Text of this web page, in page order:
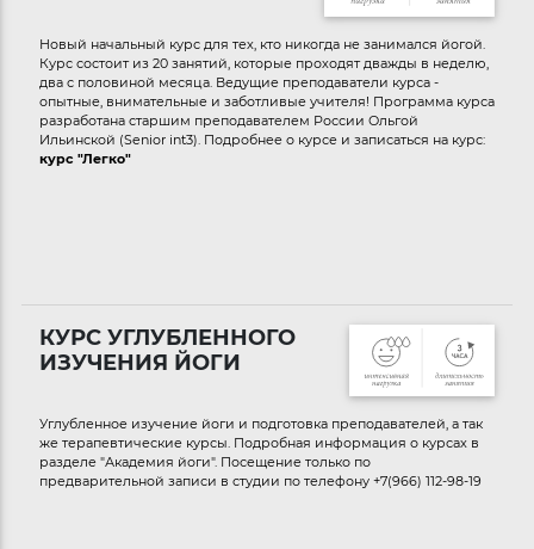
Новый начальный курс для тех, кто никогда не занимался йогой.
Курс состоит из 20 занятий, которые проходят дважды в неделю,
два с половиной месяца. Ведущие преподаватели курса -
опытные, внимательные и заботливые учителя! Программа курса
разработана старшим преподавателем России Ольгой
Ильинской (Senior int3). Подробнее о курсе и записаться на курс:
курс "Легко"
КУРС УГЛУБЛЕННОГО
ИЗУЧЕНИЯ ЙОГИ
Углубленное изучение йоги и подготовка преподавателей, а так
же терапевтические курсы. Подробная информация о курсах в
разделе "Академия йоги". Посещение только по
предварительной записи в студии по телефону +7(966) 112-98-19